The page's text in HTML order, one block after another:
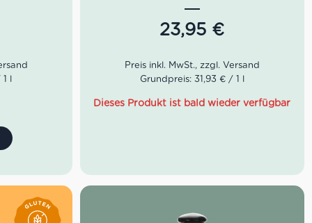
und eine
1 l
Er wird ausschließlich aus
manuell geernteten Pinot Grigio-Trauben
Farbe: Tiefe strohgelbe Farbe
Geruch: Frischer und umhüllender
Passionsfrucht.
23,95 €
Grundpreis: 31,93 € / 1 l
Dieses Produkt ist bald wieder verfügbar